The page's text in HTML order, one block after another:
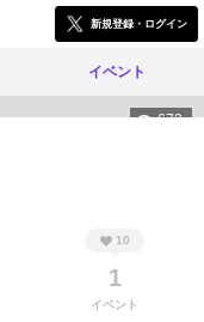
新規登録・ログイン
イベント
672
10
1
イベント